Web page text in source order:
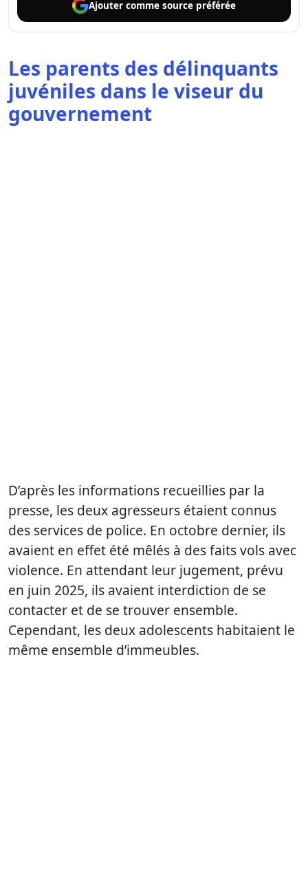
Ajouter comme source préférée
Les parents des délinquants
juvéniles dans le viseur du
gouvernement
D’après les informations recueillies par la
presse, les deux agresseurs étaient connus
des services de police. En octobre dernier, ils
avaient en effet été mêlés à des faits vols avec
violence. En attendant leur jugement, prévu
en juin 2025, ils avaient interdiction de se
contacter et de se trouver ensemble.
Cependant, les deux adolescents habitaient le
même ensemble d’immeubles.